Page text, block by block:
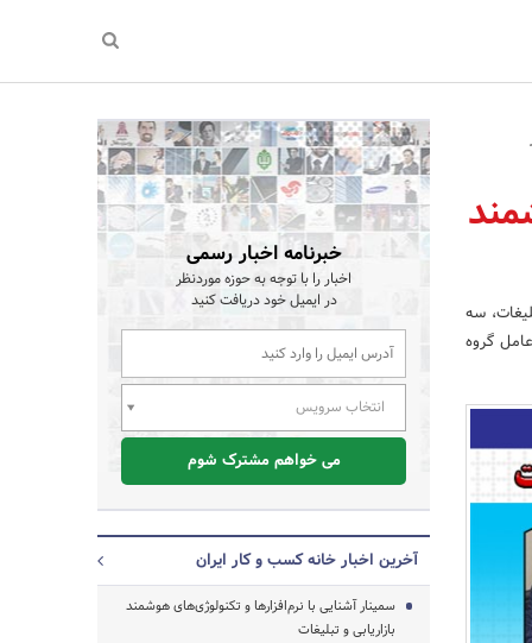
سه
گروه
خبرنامه اخبار رسمی
اخبار را با توجه به حوزه موردنظر
در ایمیل خود دریافت کنید
انتخاب سرویس
می خواهم مشترک شوم
آخرین اخبار خانه کسب و کار ایران
سمینار آشنایی با نرم‌افزارها و تکنولوژی‌های هوشمند
بازاریابی و تبلیغات